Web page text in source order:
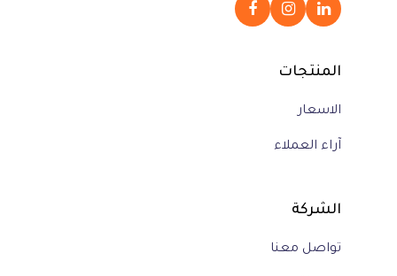
المنتجات
الاسعار
آراء العملاء
الشركة
تواصل معنا